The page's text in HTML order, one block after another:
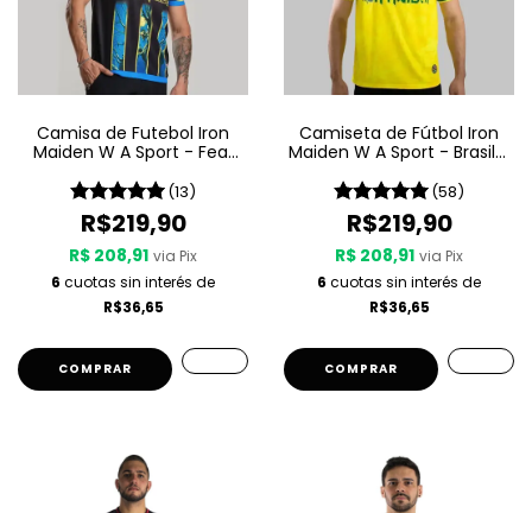
Camisa de Futebol Iron
Maiden W A Sport - Fear
(13)
R$219,90
R$ 208,91 via Pix
6 cuotas sin interés de
R$36,65
COMPRAR
Camiseta de Fútbol Iron
Maiden W A Sport - Brasil -
(58)
R$219,90
R$ 208,91 via Pix
6 cuotas sin interés de
R$36,65
COMPRAR